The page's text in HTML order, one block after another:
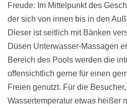
Freude: Im Mittelpunkt des
der sich von innen bis in den
Dieser ist seitlich mit Bänken
Düsen Unterwasser-Massagen
Bereich des Pools werden die
offensichtlich gerne für einen
Freien genutzt. Für die
Wassertemperatur etwas heißer